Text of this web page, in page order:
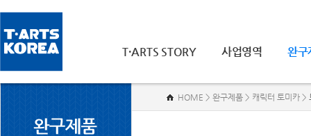
T·ARTS STORY 사업영역 완구
HOME > 완구제품 > 캐릭터 토미카 >